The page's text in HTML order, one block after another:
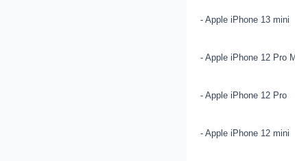
- Apple iPhone 13 mini
- Apple iPhone 12 Pro
- Apple iPhone 12 Pro
- Apple iPhone 12 mini